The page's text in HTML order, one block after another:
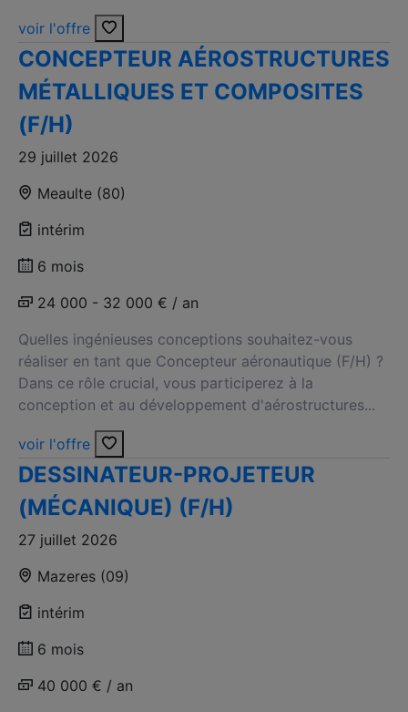
voir l'offre
CONCEPTEUR AÉROSTRUCTURES
MÉTALLIQUES ET COMPOSITES
(F/H)
29 juillet 2026
Meaulte (80)
intérim
6 mois
24 000 - 32 000 € / an
Quelles ingénieuses conceptions souhaitez-vous
réaliser en tant que Concepteur aéronautique (F/H) ?
Dans ce rôle crucial, vous participerez à la
conception et au développement d'aérostructures...
voir l'offre
DESSINATEUR-PROJETEUR
(MÉCANIQUE) (F/H)
27 juillet 2026
Mazeres (09)
intérim
6 mois
40 000 € / an